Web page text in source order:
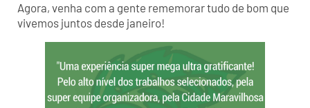
Agora, venha com a gente rememorar tudo de bom que
vivemos juntos desde janeiro!